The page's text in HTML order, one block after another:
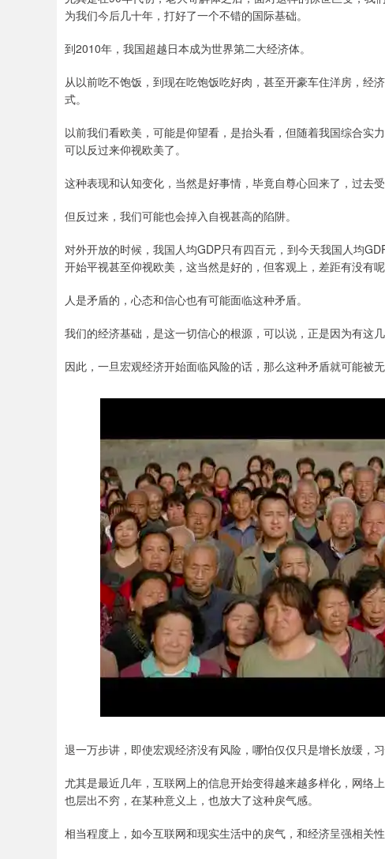
为我们今后几十年，打好了一个不错的国际基础。
到2010年，我国超越日本成为世界第二大经济体。
从以前吃不饱饭，到现在吃饱饭吃好肉，甚至开豪车住洋房，经
式。
以前我们看欧美，可能是仰望看，是抬头看，但随着我国综合实
可以反过来仰视欧美了。
这种表现和认知变化，当然是好事情，毕竟自尊心回来了，过去
但反过来，我们可能也会掉入自视甚高的陷阱。
对外开放的时候，我国人均GDP只有四百元，到今天我国人均
开始平视甚至仰视欧美，这当然是好的，但客观上，差距有没有
人是矛盾的，心态和信心也有可能面临这种矛盾。
我们的经济基础，是这一切信心的根源，可以说，正是因为有这
因此，一旦宏观经济开始面临风险的话，那么这种矛盾就可能被无
退一万步讲，即使宏观经济没有风险，哪怕仅仅只是增长放缓，
尤其是最近几年，互联网上的信息开始变得越来越多样化，网络
也层出不穷，在某种意义上，也放大了这种戾气感。
相当程度上，如今互联网和现实生活中的戾气，和经济呈强相关性